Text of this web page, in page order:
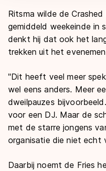
Ritsma wilde de
gemiddeld weekeinde in
denkt hij dat ook het
trekken uit het
"Dit heeft veel meer
wel eens anders. Meer
dweilpauzes
voor een DJ. Maar de
met de starre jongens
organisatie die niet echt
Daarbij noemt de Fries